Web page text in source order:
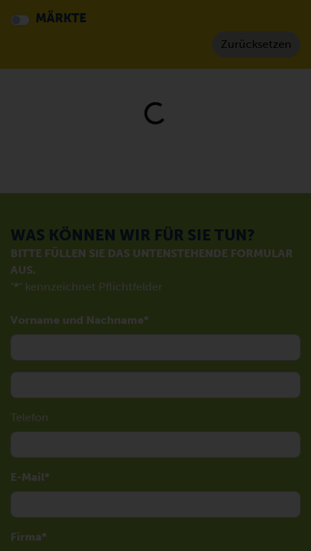
MÄRKTE
Loading...
WAS KÖNNEN WIR FÜR SIE TUN?
BITTE FÜLLEN SIE DAS UNTENSTEHENDE FORMULAR
AUS.
"*" kennzeichnet Pflichtfelder
Vorname und Nachname
Telefon
E-Mail
Firma